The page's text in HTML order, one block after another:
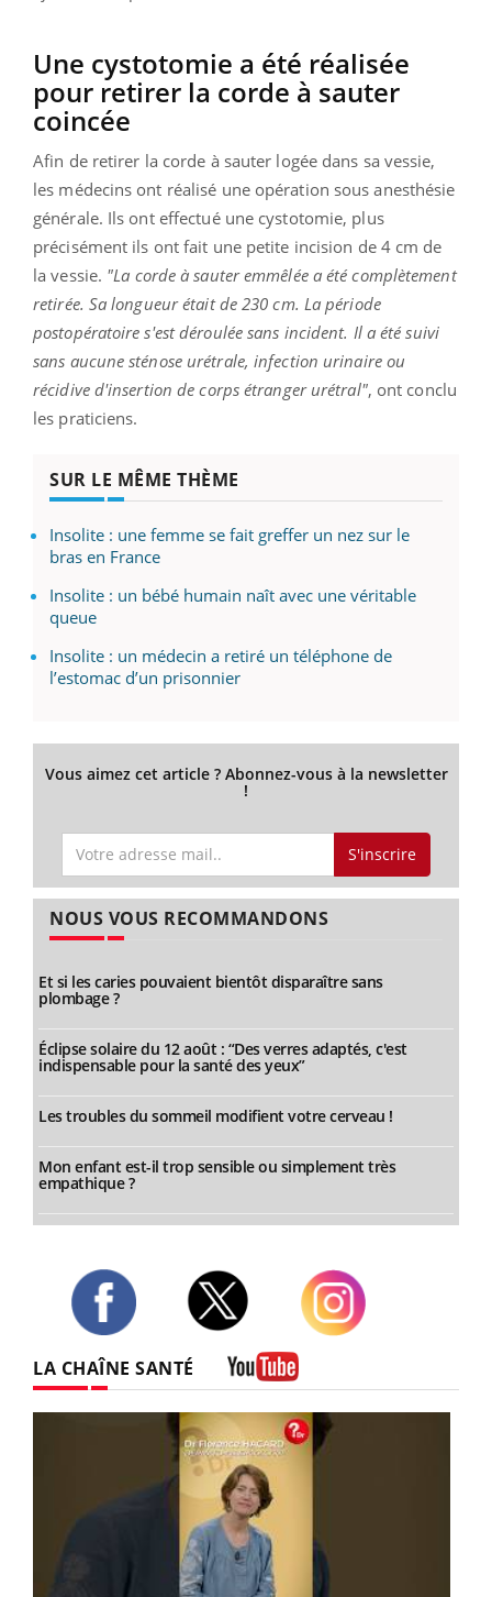
Une cystotomie a été réalisée
pour retirer la corde à sauter
coincée
Afin de retirer la corde à sauter logée dans sa vessie,
les médecins ont réalisé une opération sous anesthésie
générale. Ils ont effectué une cystotomie, plus
précisément ils ont fait une petite incision de 4 cm de
la vessie. "La corde à sauter emmêlée a été complètement
retirée. Sa longueur était de 230 cm. La période
postopératoire s'est déroulée sans incident. Il a été suivi
sans aucune sténose urétrale, infection urinaire ou
récidive d'insertion de corps étranger urétral", ont conclu
les praticiens.
SUR LE MÊME THÈME
Insolite : une femme se fait greffer un nez sur le
bras en France
Insolite : un bébé humain naît avec une véritable
queue
Insolite : un médecin a retiré un téléphone de
l’estomac d’un prisonnier
Vous aimez cet article ? Abonnez-vous à la newsletter
!
S'inscrire
NOUS VOUS RECOMMANDONS
Et si les caries pouvaient bientôt disparaître sans
plombage ?
Éclipse solaire du 12 août : “Des verres adaptés, c'est
indispensable pour la santé des yeux”
Les troubles du sommeil modifient votre cerveau !
Mon enfant est-il trop sensible ou simplement très
empathique ?
LA CHAÎNE SANTÉ